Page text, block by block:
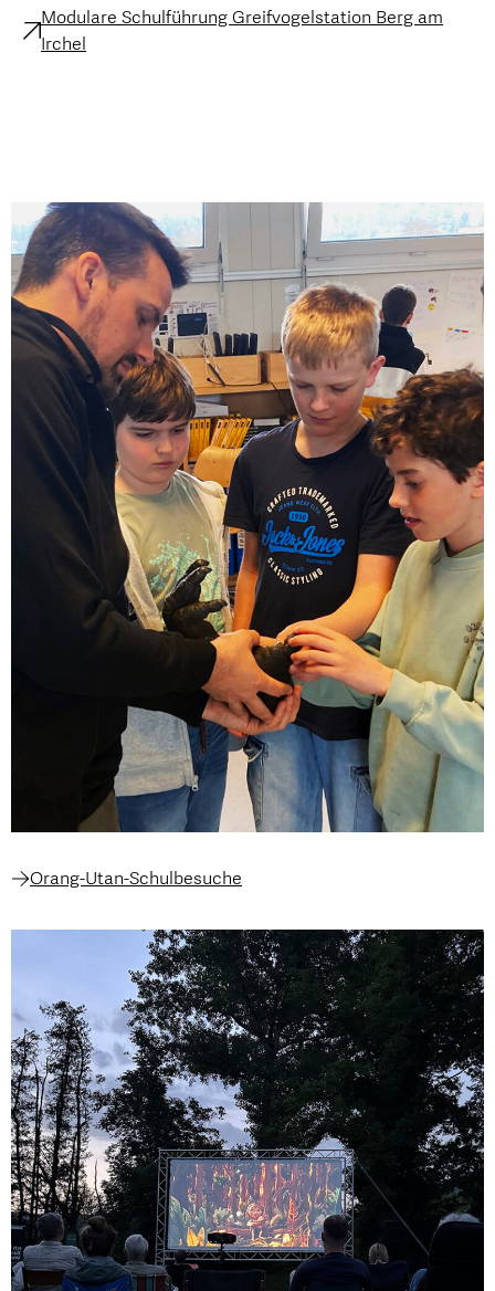
Modulare Schulführung Greifvogelstation Berg am
Irchel
Orang-Utan-Schulbesuche